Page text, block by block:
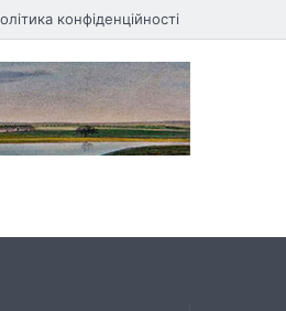
конфіденційності